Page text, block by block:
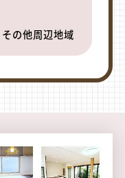
の他周辺地域